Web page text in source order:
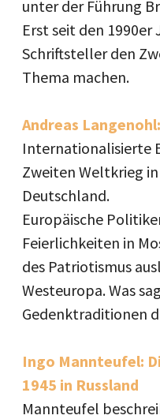
unter der Führung
Erst seit den 1990er
Schriftsteller den
Thema machen.
Andreas
Internationalisierte
Zweiten Weltkrieg
Deutschland.
Europäische
Feierlichkeiten in
des Patriotismus
Westeuropa. Was
Gedenktraditionen
Ingo Mannteufel:
1945 in Russland
Mannteufel